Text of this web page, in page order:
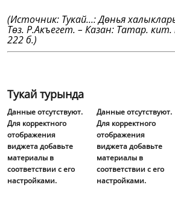
(Источник: Тукай...: Дөнья
Төз. Р.Акъегет. – Казан: Татар.
222 б.)
Тукай турында
Данные отсутствуют.
Для корректного
отображения
виджета добавьте
материалы в
соответствии с его
настройками.
Данные отсутствуют.
Для корректного
отображения
виджета добавьте
материалы в
соответствии с его
настройками.